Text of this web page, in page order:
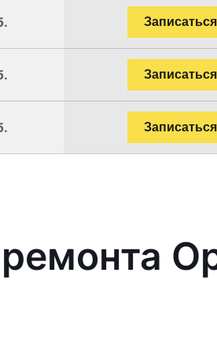
Записаться
Записаться
Записаться